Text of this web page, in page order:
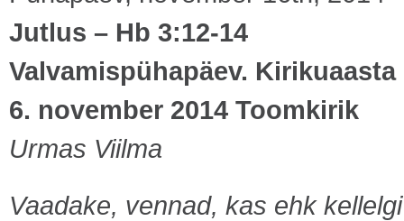
Jutlus – Hb 3:12-14
Valvamispühapäev.
6. november 2014 Toomkirik
Urmas Viilma
Vaadake, vennad, kas ehk